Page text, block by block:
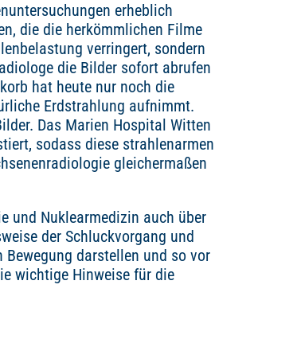
erheblich
die die herkömmlichen Filme
verringert, sondern
die Bilder sofort abrufen
hat heute nur noch die
Erdstrahlung aufnimmt.
Das Marien Hospital Witten
sodass diese strahlenarmen
gleichermaßen
und Nuklearmedizin auch über
der Schluckvorgang und
Bewegung darstellen und so vor
wichtige Hinweise für die